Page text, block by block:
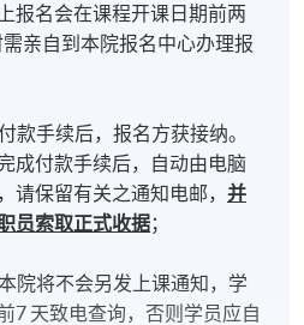
报名会在课程开课日期前两
亲自到本院报名中心办理报
款手续后，报名方获接纳。
成付款手续后，自动由电脑
请保留有关之通知电邮，并
员索取正式收据；
院将不会另发上课通知，学
7 天致电查询，否则学员应自